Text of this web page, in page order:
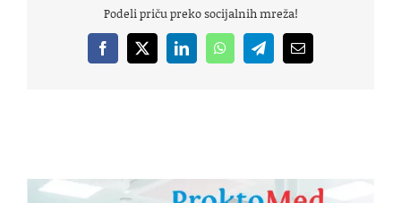
Podeli priču preko socijalnih mreža!
Facebook
X LinkedInWhatsAppTelegramEmail